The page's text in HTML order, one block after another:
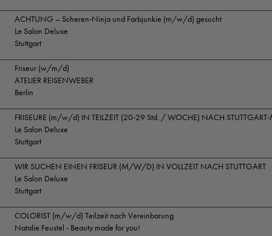
ACHTUNG – Scheren-Ninja und Farbjunkie (m/w/d) gesucht
Le Salon Deluxe
Stuttgart
Friseur (w/m/d)
ATELIER REISENWEBER
Berlin
FRISEURE (m/w/d) IN TEILZEIT (20-29 Std. / WOCHE) NACH STUTTGART-
Le Salon Deluxe
Stuttgart
WIR SUCHEN EINEN FRISEUR (M/W/D) IN VOLLZEIT NACH STUTTGART
Le Salon Deluxe
Stuttgart
COLORIST (m/w/d) Teilzeit nach Vereinbarung
Natalie Feustel - Beauty made for you!